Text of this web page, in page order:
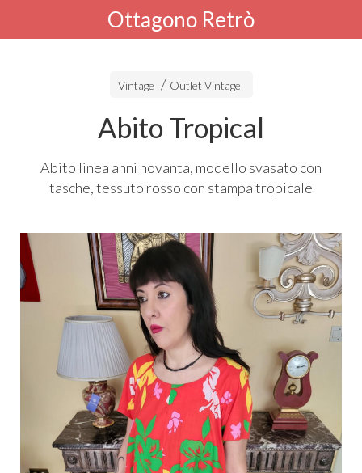
Ottagono Retrò
Vintage Outlet Vintage
Abito Tropical
Abito linea anni novanta, modello svasato con
tasche, tessuto rosso con stampa tropicale